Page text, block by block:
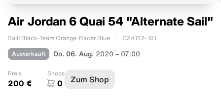
Air Jordan 6 Quai 54 "Alternate Sail"
Sail/Black-Team Orange-Racer Blue CZ4152-101
Ausverkauft Do. 06. Aug. 2020 – 07:00
Preis
200 €
Shops
0 Zum Shop